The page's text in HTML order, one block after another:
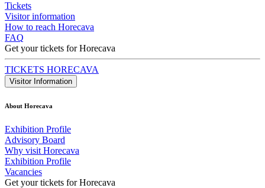
Tickets
Visitor information
How to reach Horecava
FAQ
Get your tickets for Horecava
TICKETS HORECAVA
Visitor Information
About Horecava
Exhibition Profile
Advisory Board
Why visit Horecava
Exhibition Profile
Vacancies
Get your tickets for Horecava